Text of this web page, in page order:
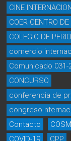
CINE
COER CENTRO
COLEGIO DE
comercio
Comunicado 031-
CONCURSO
conferencia de
congreso
Contacto
COVID-19
CPP